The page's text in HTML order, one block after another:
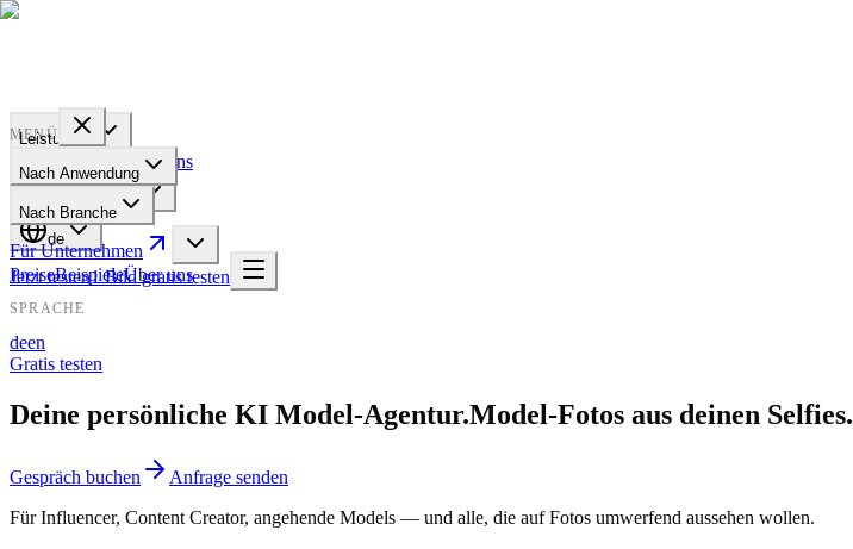
Leistungen
Über uns
Für Unternehmen
de
Jetzt testen1 Bild gratis testen
MENÜ
Nach Anwendung
Nach Branche
Für Unternehmen
PreiseBeispieleÜber uns
SPRACHE
deen
Gratis testen
Deine persönliche KI Model-Agentur.Model-Fotos aus deinen Selfies.
Gespräch buchen
Anfrage senden
Für Influencer, Content Creator, angehende Models — und alle, die auf Fotos umwerfend aussehen wollen.